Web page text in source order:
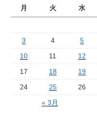
月
火 水
3
4 5
10
11 12
17
18 19
24
25 26
« 3月